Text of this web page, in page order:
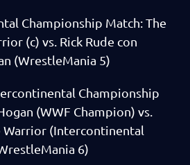
Championship Match: The
(c) vs. Rick Rude con
(WrestleMania 5)
Championship
(WWF Champion) vs.
Warrior (Intercontinental
6)